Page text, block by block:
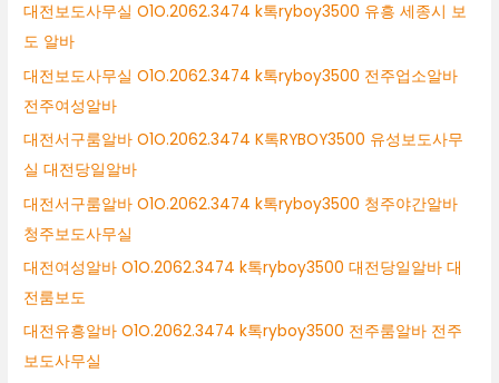
대전보도사무실 O1O.2062.3474 k톡ryboy3500 유흥 세종시 보
도 알바
대전보도사무실 O1O.2062.3474 k톡ryboy3500 전주업소알바
전주여성알바
대전서구룸알바 O1O.2062.3474 K톡RYBOY3500 유성보도사무
실 대전당일알바
대전서구룸알바 O1O.2062.3474 k톡ryboy3500 청주야간알바
청주보도사무실
대전여성알바 O1O.2062.3474 k톡ryboy3500 대전당일알바 대
전룸보도
대전유흥알바 O1O.2062.3474 k톡ryboy3500 전주룸알바 전주
보도사무실